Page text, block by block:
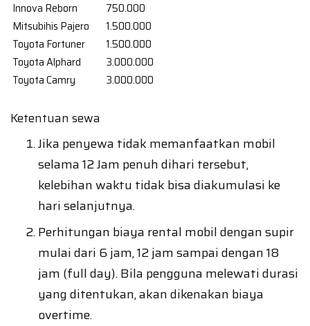
Innova Reborn
750.000
Mitsubihis Pajero
1.500.000
Toyota Fortuner
1.500.000
Toyota Alphard
3.000.000
Toyota Camry
3.000.000
Ketentuan sewa
Jika penyewa tidak memanfaatkan mobil
selama 12 Jam penuh dihari tersebut,
kelebihan waktu tidak bisa diakumulasi ke
hari selanjutnya.
Perhitungan biaya rental mobil dengan supir
mulai dari 6 jam, 12 jam sampai dengan 18
jam (full day). Bila pengguna melewati durasi
yang ditentukan, akan dikenakan biaya
overtime.